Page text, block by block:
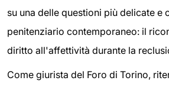
su una delle questioni più delicate e
penitenziario contemporaneo: il
diritto all'affettività durante la
Come giurista del Foro di Torino,